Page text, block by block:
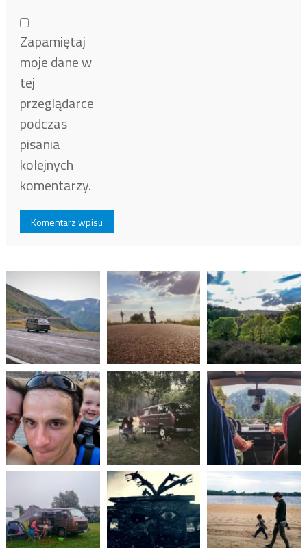
Zapamiętaj
moje dane w
tej
przeglądarce
podczas
pisania
kolejnych
komentarzy.